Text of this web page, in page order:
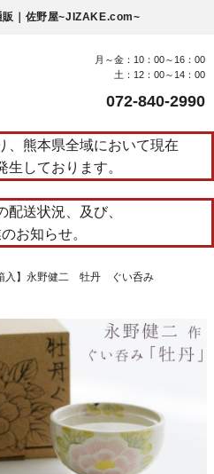
販｜佐野屋~JIZAKE.com~
月～金：10：00～16：00
土：12：00～14：00
072-840-2990
、熊本県全域において現在
生しております。
送状況、及び、
お知らせ。
入】永野健二 牡丹 ぐい呑み